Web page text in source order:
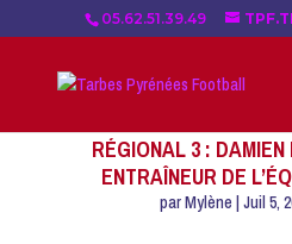
05.62.51.39.49
RÉGIONAL 3 :
ENTRAÎNEUR DE
parMylène |Juil 5,